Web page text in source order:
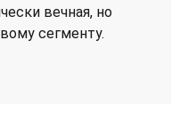
вечная, но
сегменту.